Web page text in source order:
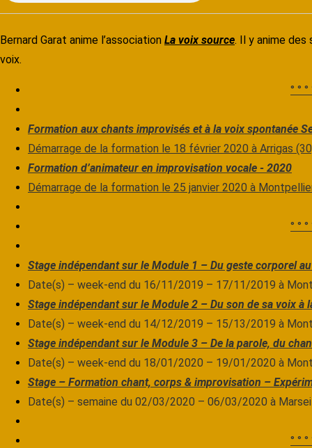
Bernard Garat anime l’association La voix source. Il y anime
voix.
° ° °
Formation aux chants improvisés et à la voix spontanée
Démarrage de la formation le 18 février 2020 à Arrigas
Formation d’animateur en improvisation vocale - 2020
Démarrage de la formation le 25 janvier 2020 à
° ° °
Stage indépendant sur le Module 1 – Du geste corporel
Date(s) – week-end du 16/11/2019 – 17/11/2019 à
Stage indépendant sur le Module 2 – Du son de sa voix
Date(s) – week-end du 14/12/2019 – 15/13/2019 à
Stage indépendant sur le Module 3 – De la parole, du
Date(s) – week-end du 18/01/2020 – 19/01/2020 à
Stage – Formation chant, corps & improvisation –
Date(s) – semaine du 02/03/2020 – 06/03/2020 à
° ° °